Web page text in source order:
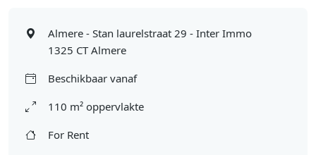
Almere - Stan laurelstraat 29 - Inter Immo
1325 CT Almere
Beschikbaar vanaf
110 m² oppervlakte
For Rent